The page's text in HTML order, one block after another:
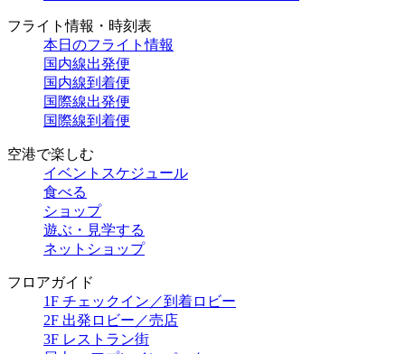
フライト情報・時刻表
本日のフライト情報
国内線出発便
国内線到着便
国際線出発便
国際線到着便
空港で楽しむ
イベントスケジュール
食べる
ショップ
遊ぶ・見学する
ネットショップ
フロアガイド
1F チェックイン／到着ロビー
2F 出発ロビー／売店
3F レストラン街